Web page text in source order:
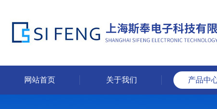
网站首页 关于我们 产品中